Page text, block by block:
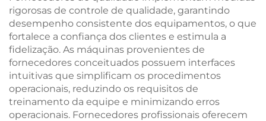
rigorosas de controle de qualidade, garantindo
desempenho consistente dos equipamentos, o que
fortalece a confiança dos clientes e estimula a
fidelização. As máquinas provenientes de
fornecedores conceituados possuem interfaces
intuitivas que simplificam os procedimentos
operacionais, reduzindo os requisitos de
treinamento da equipe e minimizando erros
operacionais. Fornecedores profissionais oferecem